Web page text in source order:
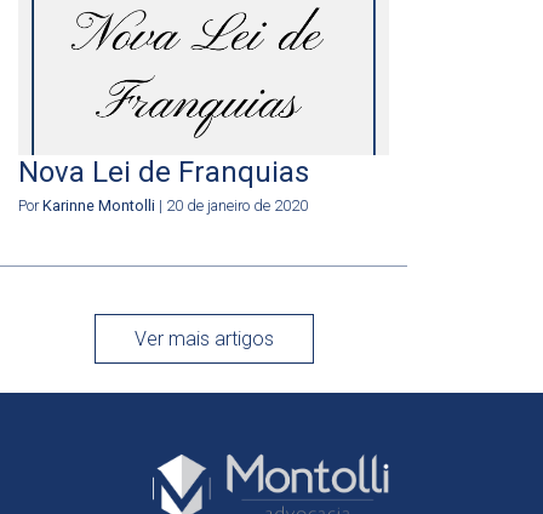
Nova Lei de Franquias
PorKarinne Montolli | 20 de janeiro de 2020
Ver mais artigos